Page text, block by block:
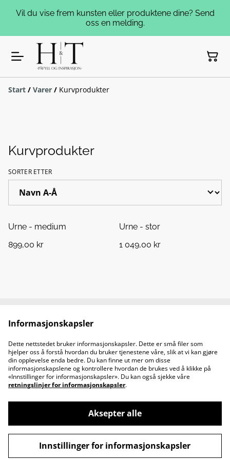
Vil du vise frem kunsten eller produktene dine? Send
oss en melding.
Start / Varer / Kurvprodukter
Kurvprodukter
SORTER ETTER
Urne - medium
899,00 kr
Urne - stor
1 049,00 kr
Kontakt oss
informasjonskapsler
Åpningstider
©2026H&T
powered by
Informasjonskapsler
Dette nettstedet bruker informasjonskapsler. Dette er små filer som
hjelper oss å forstå hvordan du bruker tjenestene våre, slik at vi kan gjøre
din opplevelse enda bedre. Du kan finne ut mer om disse
informasjonskapslene og kontrollere hvordan de brukes ved å klikke på
«Innstillinger for informasjonskapsler». Du kan også sjekke våre
retningslinjer for informasjonskapsler.
Aksepter alle
Innstillinger for informasjonskapsler